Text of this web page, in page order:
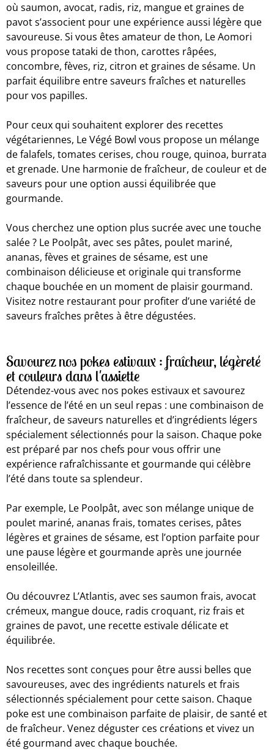
où saumon, avocat, radis, riz, mangue et graines de
pavot s’associent pour une expérience aussi légère que
savoureuse. Si vous êtes amateur de thon, Le Aomori
vous propose tataki de thon, carottes râpées,
concombre, fèves, riz, citron et graines de sésame. Un
parfait équilibre entre saveurs fraîches et naturelles
pour vos papilles.
Pour ceux qui souhaitent explorer des recettes
végétariennes, Le Végé Bowl vous propose un mélange
de falafels, tomates cerises, chou rouge, quinoa, burrata
et grenade. Une harmonie de fraîcheur, de couleur et de
saveurs pour une option aussi équilibrée que
gourmande.
Vous cherchez une option plus sucrée avec une touche
salée ? Le Poolpât, avec ses pâtes, poulet mariné,
ananas, fèves et graines de sésame, est une
combinaison délicieuse et originale qui transforme
chaque bouchée en un moment de plaisir gourmand.
Visitez notre restaurant pour profiter d’une variété de
saveurs fraîches prêtes à être dégustées.
Savourez nos pokes estivaux : fraîcheur, légèreté
et couleurs dans l'assiette
Détendez-vous avec nos pokes estivaux et savourez
l’essence de l’été en un seul repas : une combinaison de
fraîcheur, de saveurs naturelles et d’ingrédients légers
spécialement sélectionnés pour la saison. Chaque poke
est préparé par nos chefs pour vous offrir une
expérience rafraîchissante et gourmande qui célèbre
l’été dans toute sa splendeur.
Par exemple, Le Poolpât, avec son mélange unique de
poulet mariné, ananas frais, tomates cerises, pâtes
légères et graines de sésame, est l’option parfaite pour
une pause légère et gourmande après une journée
ensoleillée.
Ou découvrez L’Atlantis, avec ses saumon frais, avocat
crémeux, mangue douce, radis croquant, riz frais et
graines de pavot, une recette estivale délicate et
équilibrée.
Nos recettes sont conçues pour être aussi belles que
savoureuses, avec des ingrédients naturels et frais
sélectionnés spécialement pour cette saison. Chaque
poke est une combinaison parfaite de plaisir, de santé et
de fraîcheur. Venez déguster ces créations et vivez un
été gourmand avec chaque bouchée.